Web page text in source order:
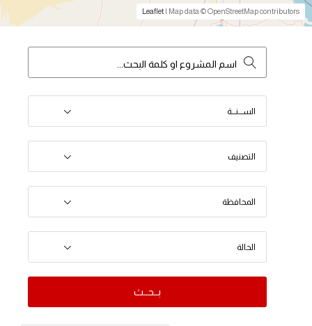
Leaflet | Map data © OpenStreetMap contributors
الســـنـــة
التصنيف
المحافظة
الحالة
بــحــث